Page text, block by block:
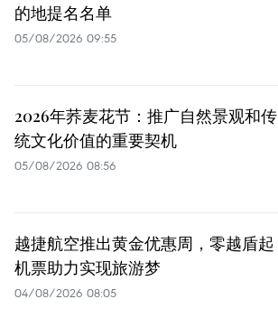
的地提名名单
05/08/2026 09:55
2026年荞麦花节：推广自然景观和传
统文化价值的重要契机
05/08/2026 08:56
越捷航空推出黄金优惠周，零越盾起
机票助力实现旅游梦
04/08/2026 08:05